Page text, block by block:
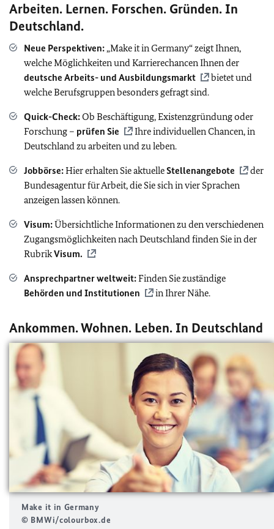
Arbeiten. Lernen. Forschen. Gründen. In
Deutschland.
Neue Perspektiven:„Make it in Germany“ zeigt Ihnen,
welche Möglichkeiten und Karrierechancen Ihnen der
deutsche Arbeits- und Ausbildungsmarkt
bietet und
welche Berufsgruppen besonders gefragt sind.
Quick-Check:Ob Beschäftigung, Existenzgründung oder
Forschung – prüfen Sie
Ihre individuellen Chancen, in
Deutschland zu arbeiten und zu leben.
Jobbörse:Hier erhalten Sie aktuelleStellenangebote
der
Bundesagentur für Arbeit, die Sie sich in vier Sprachen
anzeigen lassen können.
Visum:Übersichtliche Informationen zu den verschiedenen
Zugangsmöglichkeiten nach Deutschland finden Sie in der
RubrikVisum.
Ansprechpartner weltweit:Finden Sie zuständige
Behörden und Institutionen
in Ihrer Nähe.
Ankommen. Wohnen. Leben. In Deutschland
Make it in Germany
© BMWi/colourbox.de